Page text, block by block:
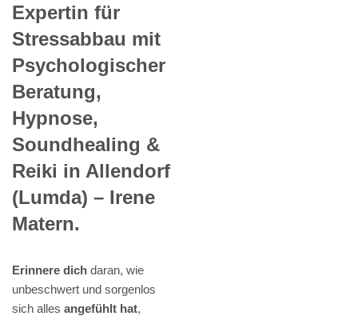
Expertin für
Stressabbau mit
Psychologischer
Beratung,
Hypnose,
Soundhealing &
Reiki in Allendorf
(Lumda) – Irene
Matern.
Erinnere dich daran, wie
unbeschwert und sorgenlos
sich alles angefühlt hat,